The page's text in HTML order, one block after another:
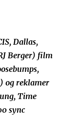
Dallas,
Berger) film
og reklamer
Time
sync